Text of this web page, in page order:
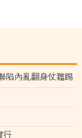
陷內亂翻身仗難踢
行